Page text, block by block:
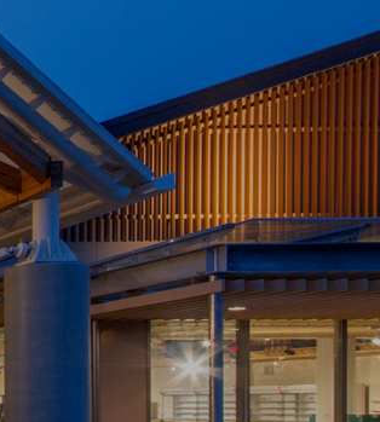
イベント お知らせ お問合せ